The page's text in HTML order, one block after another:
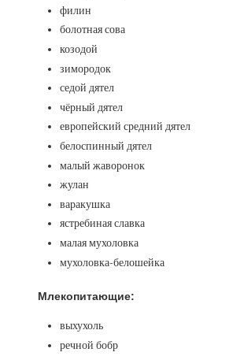
филин
болотная сова
козодой
зимородок
седой дятел
чёрный дятел
европейский средний дятел
белоспинный дятел
малый жаворонок
жулан
варакушка
ястребиная славка
малая мухоловка
мухоловка-белошейка
Млекопитающие:
выхухоль
речной бобр